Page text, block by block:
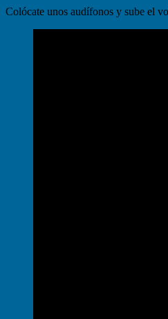
Colócate unos audífonos y sube el